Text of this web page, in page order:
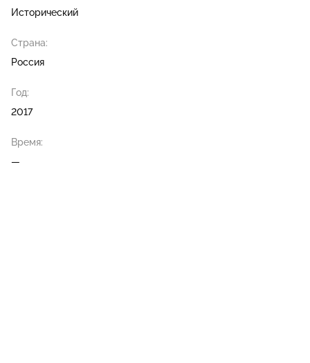
Исторический
Страна:
Россия
Год:
2017
Время:
—